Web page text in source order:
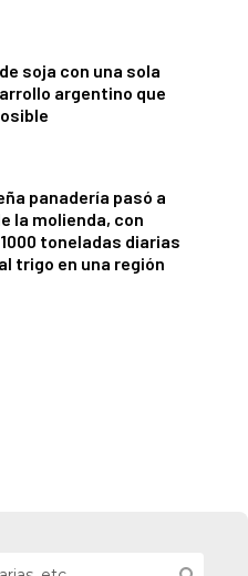
soja con una sola
argentino que
panadería pasó a
la molienda, con
toneladas diarias
trigo en una región